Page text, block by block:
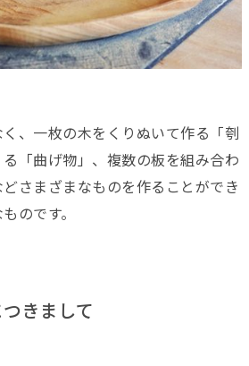
、一枚の木をくりぬいて作る「刳
「曲げ物」、複数の板を組み合わ
さまざまなものを作ることができ
のです。
きまして